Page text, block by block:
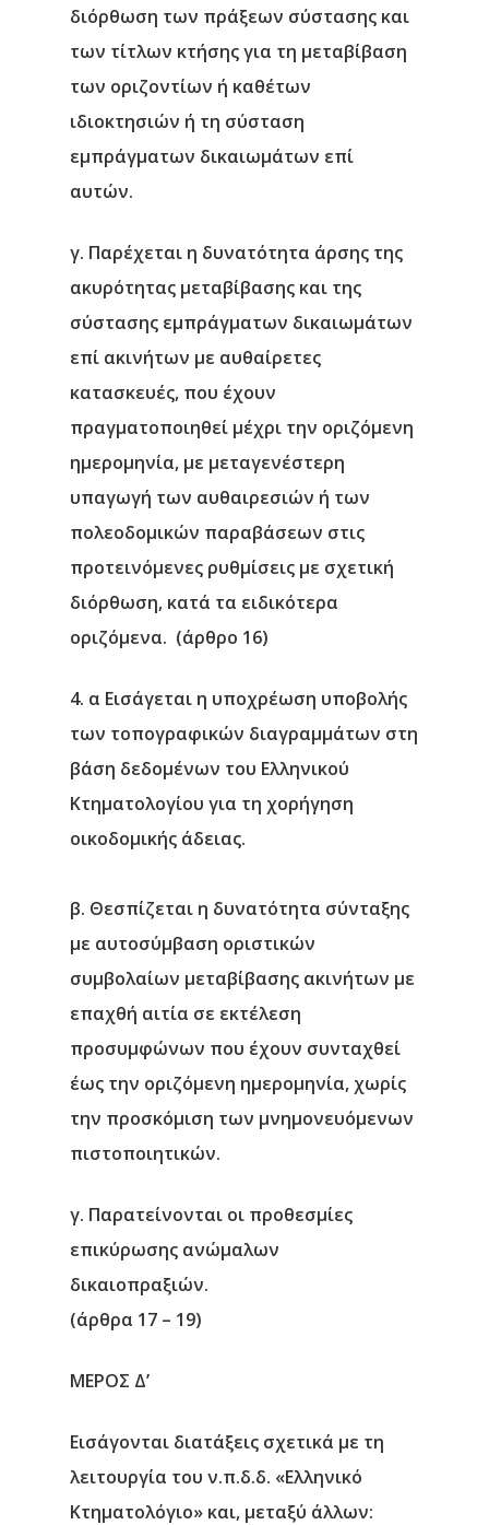
διόρθωση των πράξεων σύστασης και
των τίτλων κτήσης για τη μεταβίβαση
των οριζοντίων ή καθέτων
ιδιοκτησιών ή τη σύσταση
εμπράγματων δικαιωμάτων επί
αυτών.
γ. Παρέχεται η δυνατότητα άρσης της
ακυρότητας μεταβίβασης και της
σύστασης εμπράγματων δικαιωμάτων
επί ακινήτων με αυθαίρετες
κατασκευές, που έχουν
πραγματοποιηθεί μέχρι την οριζόμενη
ημερομηνία, με μεταγενέστερη
υπαγωγή των αυθαιρεσιών ή των
πολεοδομικών παραβάσεων στις
προτεινόμενες ρυθμίσεις με σχετική
διόρθωση, κατά τα ειδικότερα
οριζόμενα. (άρθρο 16)
4. α Εισάγεται η υποχρέωση υποβολής
των τοπογραφικών διαγραμμάτων στη
βάση δεδομένων του Ελληνικού
Κτηματολογίου για τη χορήγηση
οικοδομικής άδειας.
β. Θεσπίζεται η δυνατότητα σύνταξης
με αυτοσύμβαση οριστικών
συμβολαίων μεταβίβασης ακινήτων με
επαχθή αιτία σε εκτέλεση
προσυμφώνων που έχουν συνταχθεί
έως την οριζόμενη ημερομηνία, χωρίς
την προσκόμιση των μνημονευόμενων
πιστοποιητικών.
γ. Παρατείνονται οι προθεσμίες
επικύρωσης ανώμαλων
δικαιοπραξιών.
(άρθρα 17 – 19)
ΜΕΡΟΣ Δ’
Εισάγονται διατάξεις σχετικά με τη
λειτουργία του ν.π.δ.δ. «Ελληνικό
Κτηματολόγιο» και, μεταξύ άλλων:
Επικοινωνία